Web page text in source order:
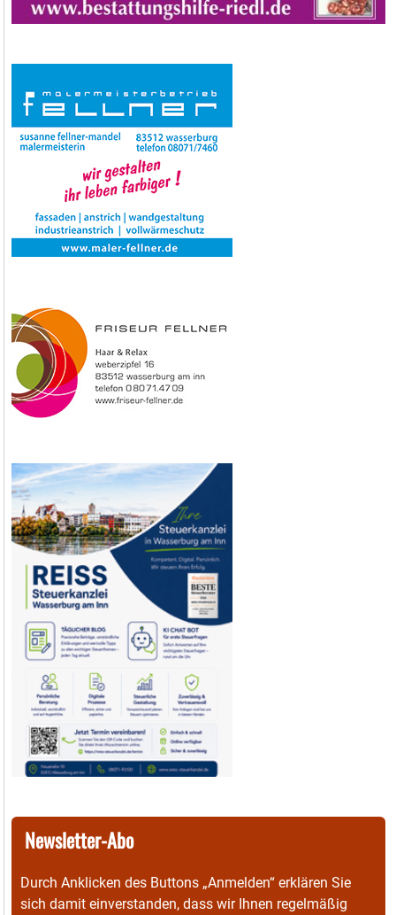
Newsletter-Abo
Durch Anklicken des Buttons „Anmelden“ erklären Sie
sich damit einverstanden, dass wir Ihnen regelmäßig